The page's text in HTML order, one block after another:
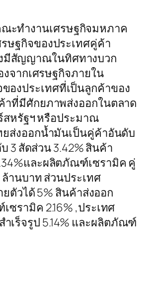
ะทำงานเศรษฐกิจมหภาค
ษฐกิจของประเทศคู่ค้า
มีสัญญาณในทิศทางบวก
จากเศรษฐกิจภายใน
องประเทศที่เป็นลูกค้าของ
าที่มีศักยภาพส่งออกในตลาด
สหรัฐฯ หรือประมาณ
ยส่งออกน้ำมันเป็นคู่ค้าอันดับ
3 สัดส่วน 3.42% สินค้า
และผลิตภัณฑ์เซรามิค คู่
านบาท ส่วนประเทศ
ตัวได้ 5% สินค้าส่งออก
รามิค 2.16% ,ประเทศ
เร็จรูป 5.14% และผลิตภัณฑ์